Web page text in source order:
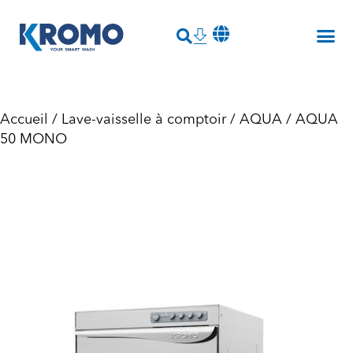
Accueil / Lave-vaisselle à comptoir/ AQUA / AQUA
50 MONO